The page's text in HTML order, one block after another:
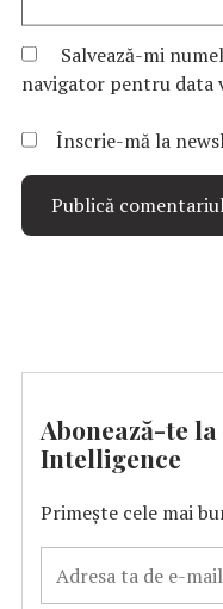
Salvează-mi
navigator pentru data
Înscrie-mă la
Abonează-te
Intelligence
Primește cele mai